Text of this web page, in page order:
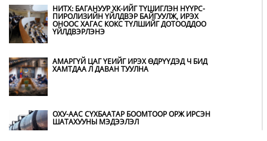
НИТХ: БАГАНУУР ХК-ИЙГ ТҮШИГЛЭН НҮҮРС-
ПИРОЛИЗИЙН ҮЙЛДВЭР БАЙГУУЛЖ, ИРЭХ
ОНООС ХАГАС КОКС ТҮЛШИЙГ ДОТООДДОО
ҮЙЛДВЭРЛЭНЭ
АМАРГҮЙ ЦАГ ҮЕИЙГ ИРЭХ ӨДРҮҮДЭД Ч БИД
ХАМТДАА Л ДАВАН ТУУЛНА
ОХУ-ААС СҮХБААТАР БООМТООР ОРЖ ИРСЭН
ШАТАХУУНЫ МЭДЭЭЛЭЛ